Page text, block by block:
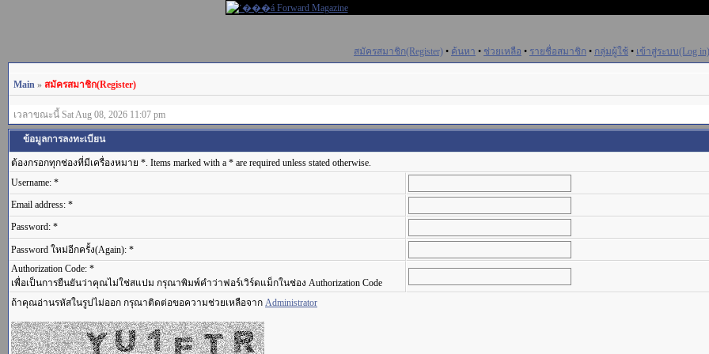
สมัครสมาชิก(Register) • ค้นหา • ช่วยเหลือ • รายชื่อสมาชิก • กลุ่มผู้ใช้ • เข้าสู่ระบบ(Log in)
Main » สมัครสมาชิก(Register)
เวลาขณะนี้ Sat Aug 08, 2026 11:07 pm
ข้อมูลการลงทะเบียน
ต้องกรอกทุกช่องที่มีเครื่องหมาย *. Items marked with a * are required unless stated otherwise.
Username: *
Email address: *
Password: *
Password ใหม่อีกครั้ง(Again): *
Authorization Code: *
เพื่อเป็นการยืนยันว่าคุณไม่ใช่สแปม กรุณาพิมพ์คำว่าฟอร์เวิร์ดแม็กในช่อง Authorization Code
ถ้าคุณอ่านรหัสในรูปไม่ออก กรุณาติดต่อขอความช่วยเหลือจาก Administrator